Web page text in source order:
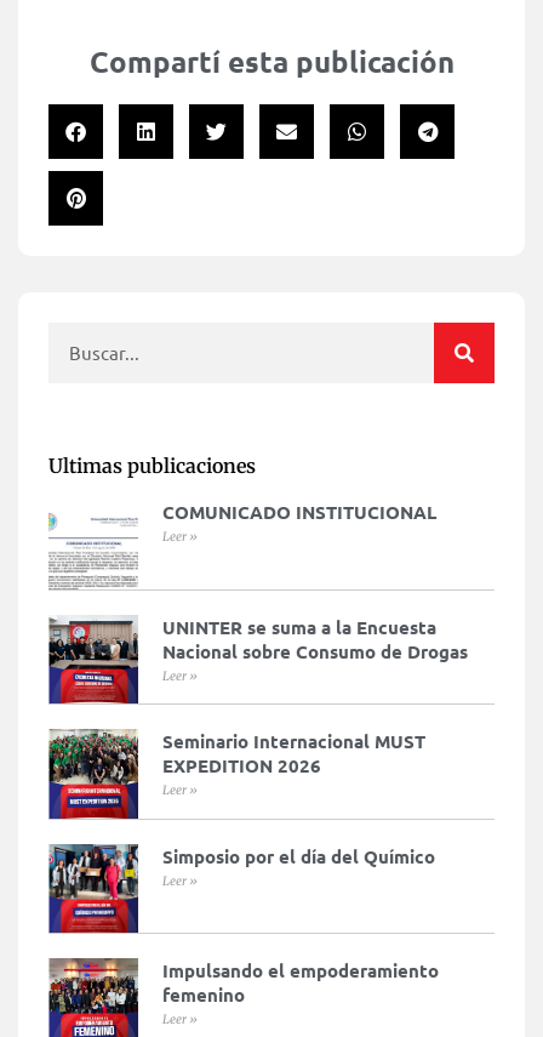
Compartí esta publicación
Ultimas publicaciones
COMUNICADO INSTITUCIONAL
Leer »
UNINTER se suma a la Encuesta
Nacional sobre Consumo de Drogas
Leer »
Seminario Internacional MUST
EXPEDITION 2026
Leer »
Simposio por el día del Químico
Leer »
Impulsando el empoderamiento
femenino
Leer »